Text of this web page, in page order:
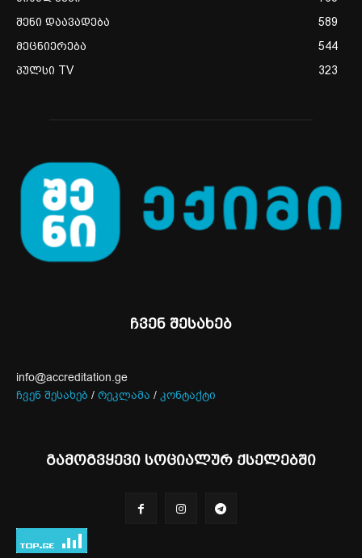
შენი დაავადება
589
მეცნიერება
544
პულსი TV
323
ჩვენ შესახებ
info@accreditation.ge
ჩვენ შესახებ / რეკლამა / კონტაქტი
გამოგვყევი სოციალურ ქსელებში